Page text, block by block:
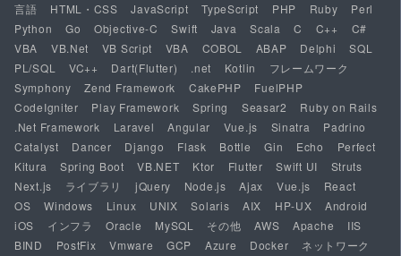
言語 HTML・CSS JavaScript TypeScript PHP Ruby
Perl
Python
Go Objective-C Swift Java Scala C C++
C#
VBA
VB.Net VB Script VBA COBOL ABAP Delphi
SQL
PL/SQL
VC++ Dart(Flutter) .net Kotlin
フレームワーク
Symphony
Zend Framework CakePHP
FuelPHP
CodeIgniter
Play Framework Spring Seasar2
Ruby on Rails
.Net Framework
Laravel Angular Vue.js Sinatra
Padrino
Catalyst
Dancer Django Flask Bottle Gin Echo
Perfect
Kitura
Spring Boot VB.NET Ktor Flutter Swift UI
Struts
Next.js
ライブラリ jQuery Node.js Ajax Vue.js
React
OS
Windows Linux UNIX Solaris AIX HP-UX
Android
iOS
インフラ Oracle MySQL その他 AWS Apache
IIS
BIND
PostFix Vmware GCP Azure Docker
ネットワーク